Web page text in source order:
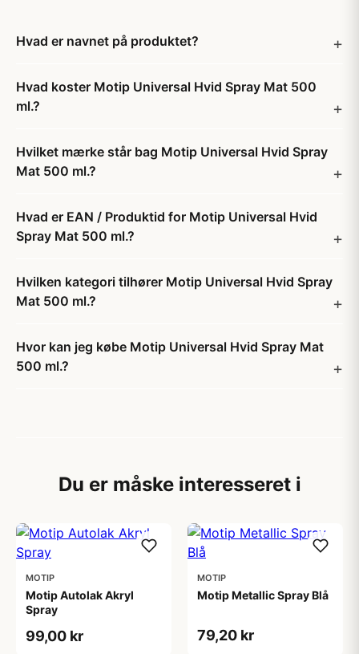
Hvad er navnet på produktet?
Hvad koster Motip Universal Hvid Spray Mat 500
ml.?
Hvilket mærke står bag Motip Universal Hvid Spray
Mat 500 ml.?
Hvad er EAN / Produktid for Motip Universal Hvid
Spray Mat 500 ml.?
Hvilken kategori tilhører Motip Universal Hvid Spray
Mat 500 ml.?
Hvor kan jeg købe Motip Universal Hvid Spray Mat
500 ml.?
Du er måske interesseret i
MOTIP
Motip Autolak Akryl
Spray
99,00 kr
MOTIP
Motip Metallic Spray Blå
79,20 kr